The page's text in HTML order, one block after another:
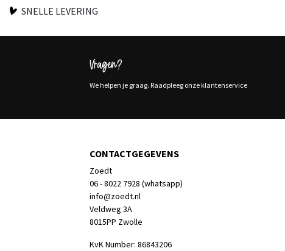
SNELLE LEVERING
Vragen?
We helpen je graag. Raadpleeg onze klantenservice
CONTACTGEGEVENS
Zoedt
06 - 8022 7928 (whatsapp)
info@zoedt.nl
Veldweg 3A
8015PP Zwolle
KvK Number: 86843206